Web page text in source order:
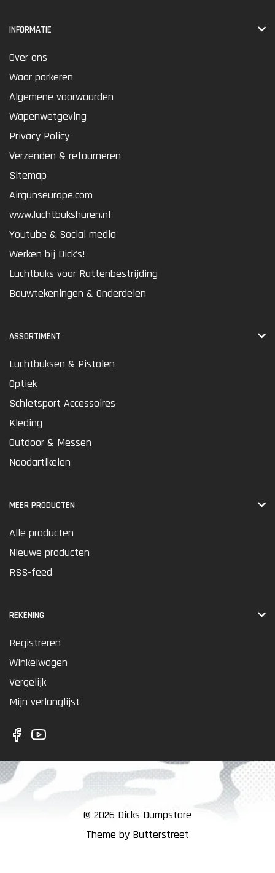
INFORMATIE
Over ons
Waar parkeren
Algemene voorwaarden
Wapenwetgeving
Privacy Policy
Verzenden & retourneren
Sitemap
Airgunseurope.com
www.luchtbukshuren.nl
Youtube & Social media
Werken bij Dick's!
Luchtbuks voor Rattenbestrijding
Bouwtekeningen & Onderdelen
ASSORTIMENT
Luchtbuksen & Pistolen
Optiek
Schietsport Accessoires
Kleding
Outdoor & Messen
Noodartikelen
MEER PRODUCTEN
Alle producten
Nieuwe producten
RSS-feed
REKENING
Registreren
Winkelwagen
Vergelijk
Mijn verlanglijst
© 2026 Dicks Dumpstore
Theme by Butterstreet